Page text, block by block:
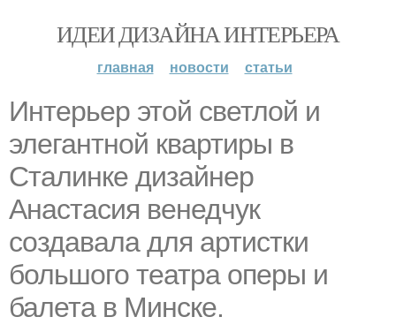
ИДЕИ ДИЗАЙНА ИНТЕРЬЕРА
главная новости статьи
Интерьер этой светлой и
элегантной квартиры в
Сталинке дизайнер
Анастасия венедчук
создавала для артистки
большого театра оперы и
балета в Минске.